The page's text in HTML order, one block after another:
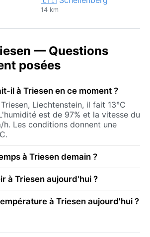
14 km
— Questions
posées
il à Triesen en ce moment ?
Liechtenstein, il fait 13°C
est de 97% et la vitesse du
Les conditions donnent une
à Triesen demain ?
à Triesen aujourd'hui ?
à Triesen aujourd'hui ?